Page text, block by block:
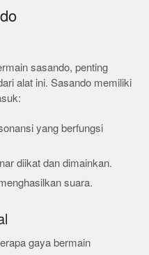
sasando, penting
alat ini. Sasando memiliki
yang berfungsi
diikat dan dimainkan.
suara.
gaya bermain